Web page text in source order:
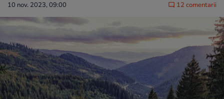
10 nov. 2023, 09:00 12 comentarii